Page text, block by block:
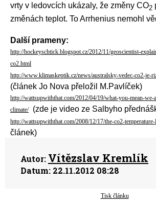
vrty v ledovcích ukázaly, že změny CO2
změnách teplot. To Arrhenius nemohl
Další prameny:
http://hockeyschtick.blogspot.cz/2012/11/geoscientist-
co2.html
http://www.klimaskeptik.cz/news/australsky-vedec-co2-je-
(článek Jo Nova přeložil M.Pavlíček)
http://wattsupwiththat.com/2012/04/19/what-you-mean-
climate/(zde je video ze Salbyho
http://wattsupwiththat.com/2008/12/17/the-co2-
článek)
Autor: Vítězslav Kremlík
Datum: 22.11.2012 08:28
Tisk článku